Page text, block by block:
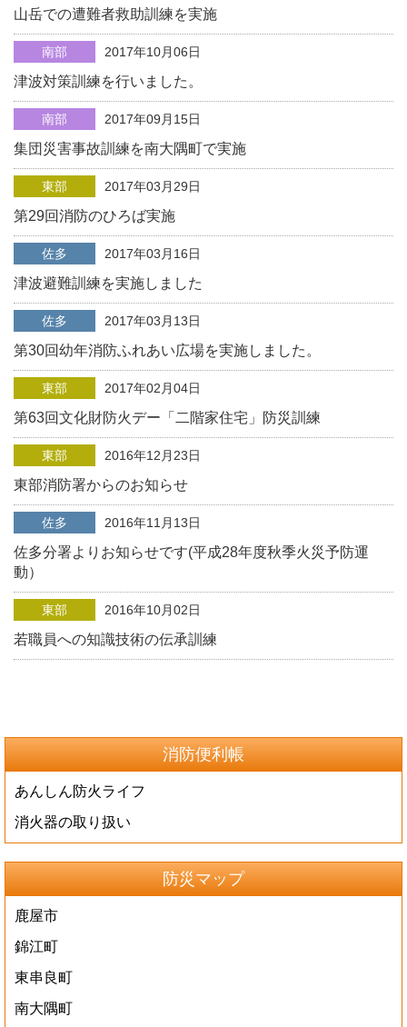
山岳での遭難者救助訓練を実施
南部 2017年10月06日
津波対策訓練を行いました。
南部 2017年09月15日
集団災害事故訓練を南大隅町で実施
東部 2017年03月29日
第29回消防のひろば実施
佐多 2017年03月16日
津波避難訓練を実施しました
佐多 2017年03月13日
第30回幼年消防ふれあい広場を実施しました。
東部 2017年02月04日
第63回文化財防火デー「二階家住宅」防災訓練
東部 2016年12月23日
東部消防署からのお知らせ
佐多 2016年11月13日
佐多分署よりお知らせです(平成28年度秋季火災予防運
動）
東部 2016年10月02日
若職員への知識技術の伝承訓練
消防便利帳
あんしん防火ライフ
消火器の取り扱い
防災マップ
鹿屋市
錦江町
東串良町
南大隅町